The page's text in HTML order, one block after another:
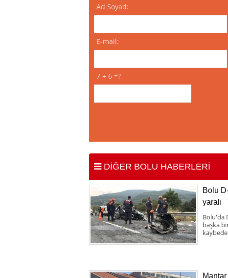
Ad Soyad:
E-mail:
7 + 6 =?
DİĞER BOLU HABERLERİ
Bolu
yaralı
Bolu'da
başka